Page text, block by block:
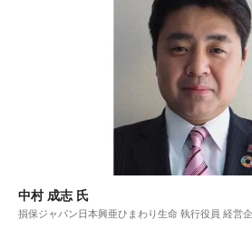
中村 成志 氏
損保ジャパン日本興亜ひまわり生命 執行役員 経営